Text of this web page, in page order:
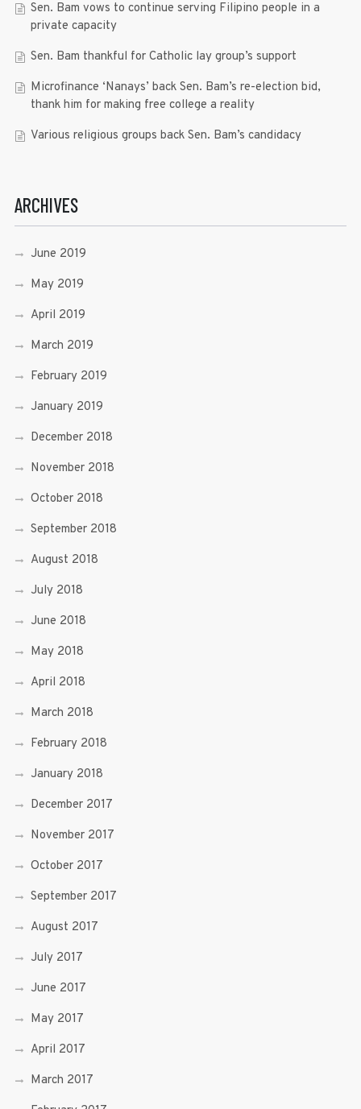
Sen. Bam vows to continue serving Filipino people in a
private capacity
Sen. Bam thankful for Catholic lay group’s support
Microfinance ‘Nanays’ back Sen. Bam’s re-election bid,
thank him for making free college a reality
Various religious groups back Sen. Bam’s candidacy
ARCHIVES
June 2019
May 2019
April 2019
March 2019
February 2019
January 2019
December 2018
November 2018
October 2018
September 2018
August 2018
July 2018
June 2018
May 2018
April 2018
March 2018
February 2018
January 2018
December 2017
November 2017
October 2017
September 2017
August 2017
July 2017
June 2017
May 2017
April 2017
March 2017